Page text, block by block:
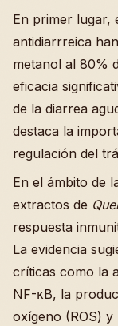
En primer lugar,
antidiarrreica
metanol al 80%
eficacia
de la diarrea
destaca la
regulación del
En el ámbito de
extractos de
respuesta
La evidencia
críticas como la
NF-κB, la
oxígeno (ROS)